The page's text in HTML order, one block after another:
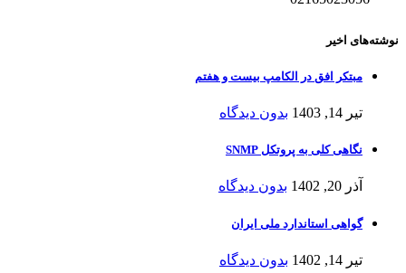
نوشته‌های اخیر
مبتکر افق در الکامپ بیست و هفتم
تیر 14, 1403 بدون دیدگاه
نگاهی کلی به پروتکل SNMP
آذر 20, 1402 بدون دیدگاه
گواهی استاندارد ملی ایران
تیر 14, 1402 بدون دیدگاه